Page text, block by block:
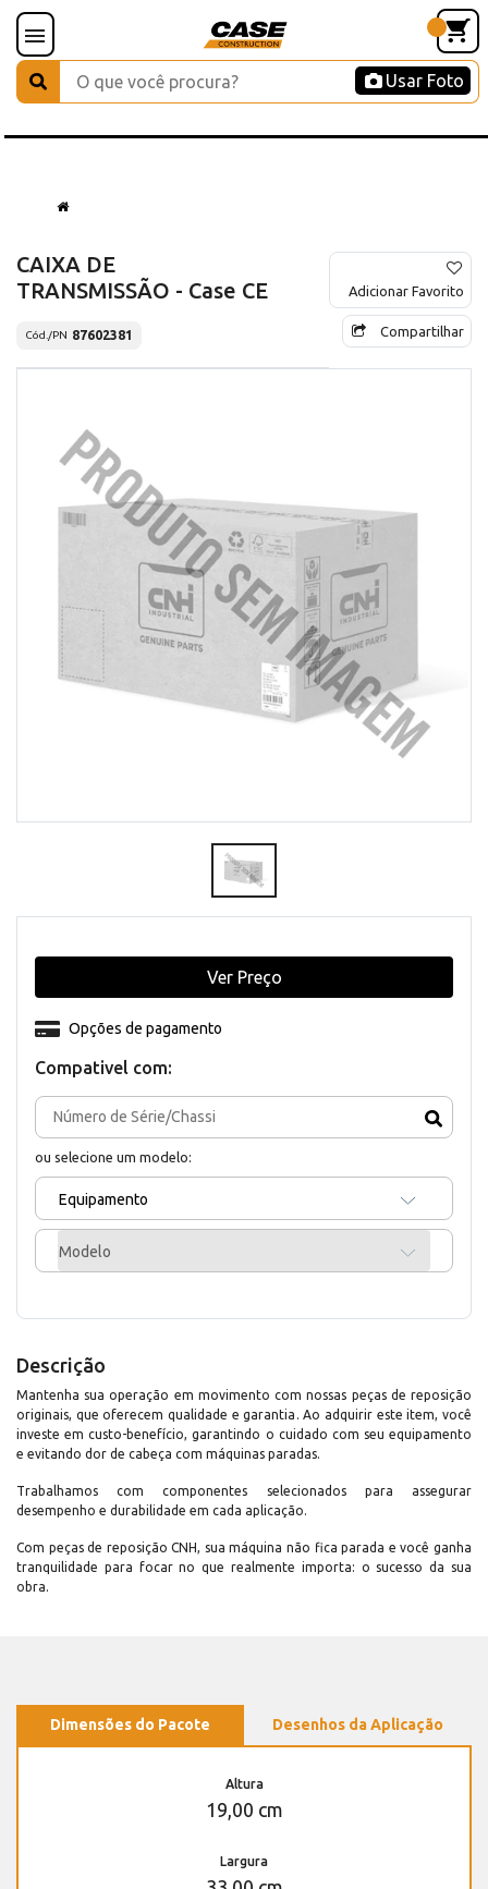
Usar Foto
CAIXA DE
TRANSMISSÃO - Case CE
Cód./PN 87602381
Adicionar Favorito
Compartilhar
Compativel com:
ou selecione um modelo:
Equipamento
Modelo
Opções de pagamento
Ver Preço
Descrição
Mantenha sua operação em movimento com nossas peças de reposição
originais, que oferecem qualidade e garantia. Ao adquirir este item, você
investe em custo-benefício, garantindo o cuidado com seu equipamento
e evitando dor de cabeça com máquinas paradas.
Trabalhamos com componentes selecionados para assegurar
desempenho e durabilidade em cada aplicação.
Com peças de reposição CNH, sua máquina não fica parada e você ganha
tranquilidade para focar no que realmente importa: o sucesso da sua
obra.
Dimensões do Pacote Desenhos da Aplicação
Altura
19,00 cm
Largura